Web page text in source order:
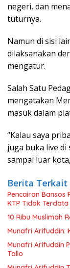
negeri, dan
tuturnya.
Namun di sisi
dilaksanakan
mengatur.
Salah Satu
mengatakan
masuk dalam
“Kalau saya
juga buka live di
sampai luar
Berita Terkait
Pencairan Bansos
KTP Tidak
10 Ribu Muslimah
Munafri Arifuddin:
Munafri Arifuddin
Tallo